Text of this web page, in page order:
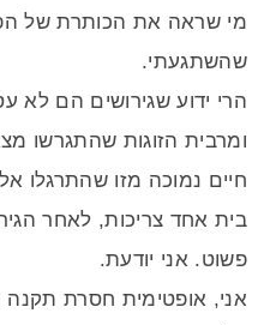
מי שראה את הכותרת של
שהשתגעתי.
הרי ידוע שגירושים הם לא
ומרבית הזוגות שהתגרשו
פשוט. אני יודעת.
אני, אופטימית חסרת